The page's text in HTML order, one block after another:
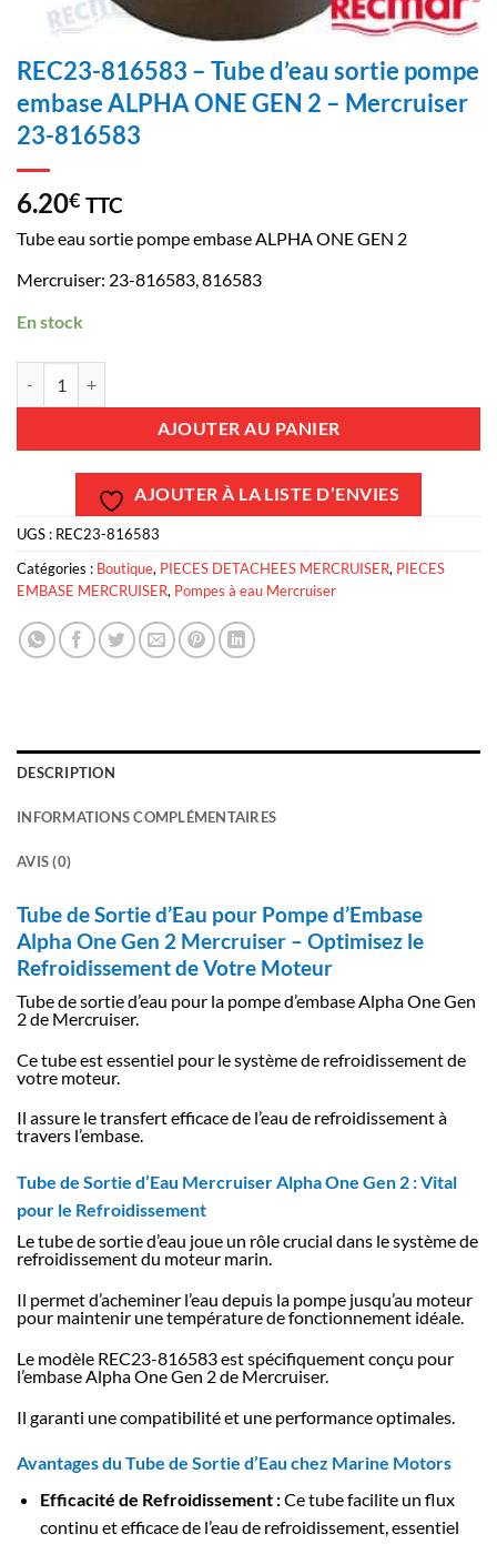
REC23-816583 – Tube d’eau sortie pompe
embase ALPHA ONE GEN 2 – Mercruiser
23-816583
6.20€ TTC
Tube eau sortie pompe embase ALPHA ONE GEN 2
Mercruiser: 23-816583, 816583
En stock
AJOUTER AU PANIER
AJOUTER À LA LISTE D’ENVIES
UGS : REC23-816583
Catégories : Boutique, PIECES DETACHEES MERCRUISER, PIECES
EMBASE MERCRUISER, Pompes à eau Mercruiser
DESCRIPTION
INFORMATIONS COMPLÉMENTAIRES
AVIS (0)
Tube de Sortie d’Eau pour Pompe d’Embase
Alpha One Gen 2 Mercruiser – Optimisez le
Refroidissement de Votre Moteur
Tube de sortie d’eau pour la pompe d’embase Alpha One Gen
2 de Mercruiser.
Ce tube est essentiel pour le système de refroidissement de
votre moteur.
Il assure le transfert efficace de l’eau de refroidissement à
travers l’embase.
Tube de Sortie d’Eau Mercruiser Alpha One Gen 2 : Vital
pour le Refroidissement
Le tube de sortie d’eau joue un rôle crucial dans le système de
refroidissement du moteur marin.
Il permet d’acheminer l’eau depuis la pompe jusqu’au moteur
pour maintenir une température de fonctionnement idéale.
Le modèle REC23-816583 est spécifiquement conçu pour
l’embase Alpha One Gen 2 de Mercruiser.
Il garanti une compatibilité et une performance optimales.
Avantages du Tube de Sortie d’Eau chez Marine Motors
Efficacité de Refroidissement :Ce tube facilite un flux
continu et efficace de l’eau de refroidissement, essentiel